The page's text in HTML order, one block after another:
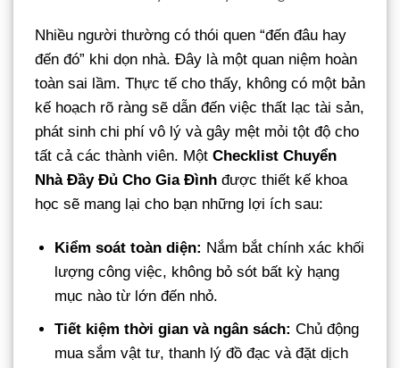
Nhiều người thường có thói quen “đến đâu hay
đến đó” khi dọn nhà. Đây là một quan niệm hoàn
toàn sai lầm. Thực tế cho thấy, không có một bản
kế hoạch rõ ràng sẽ dẫn đến việc thất lạc tài sản,
phát sinh chi phí vô lý và gây mệt mỏi tột độ cho
tất cả các thành viên. Một Checklist Chuyển
Nhà Đầy Đủ Cho Gia Đình được thiết kế khoa
học sẽ mang lại cho bạn những lợi ích sau:
Kiểm soát toàn diện: Nắm bắt chính xác khối
lượng công việc, không bỏ sót bất kỳ hạng
mục nào từ lớn đến nhỏ.
Tiết kiệm thời gian và ngân sách: Chủ động
mua sắm vật tư, thanh lý đồ đạc và đặt dịch